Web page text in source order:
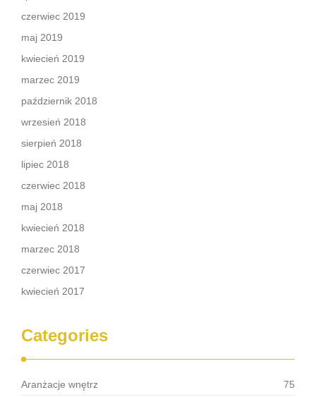
czerwiec 2019
maj 2019
kwiecień 2019
marzec 2019
październik 2018
wrzesień 2018
sierpień 2018
lipiec 2018
czerwiec 2018
maj 2018
kwiecień 2018
marzec 2018
czerwiec 2017
kwiecień 2017
Categories
Aranżacje wnętrz
75